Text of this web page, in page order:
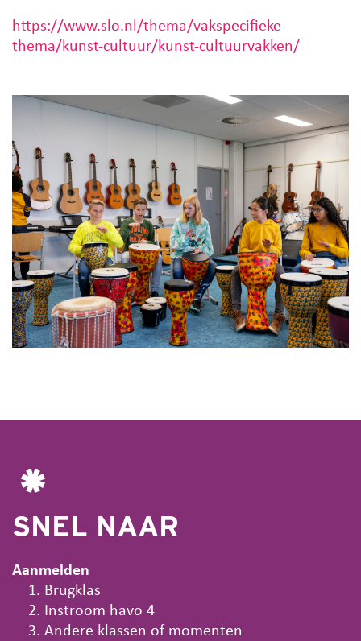
https://www.slo.nl/thema/vakspecifieke-
thema/kunst-cultuur/kunst-cultuurvakken/
SNEL NAAR
Aanmelden
Brugklas
Instroom havo 4
Andere klassen of momenten